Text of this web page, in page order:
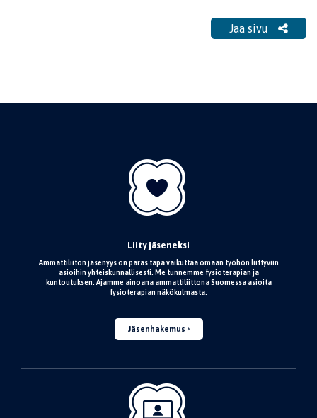
Jaa sivu
Liity jäseneksi
Ammattiliiton jäsenyys on paras tapa vaikuttaa omaan työhön liittyviin
asioihin yhteiskunnallisesti. Me tunnemme fysioterapian ja
kuntoutuksen. Ajamme ainoana ammattiliittona Suomessa asioita
fysioterapian näkökulmasta.
Jäsenhakemus